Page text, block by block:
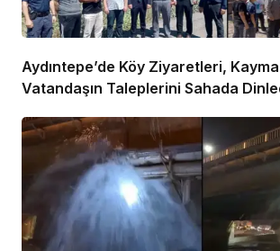
Aydıntepe’de Köy Ziyaretleri,
Vatandaşın Taleplerini Sahada